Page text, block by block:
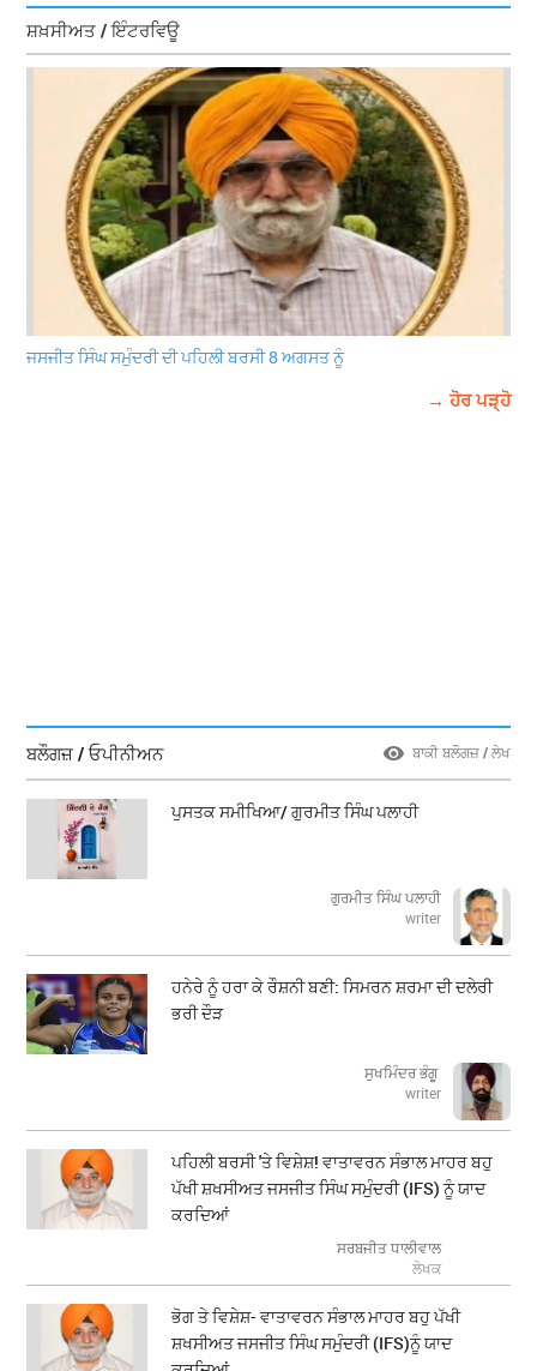
ਸ਼ਖ਼ਸੀਅਤ / ਇੰਟਰਵਿਊ
ਜਸਜੀਤ ਸਿੰਘ ਸਮੁੰਦਰੀ ਦੀ ਪਹਿਲੀ ਬਰਸੀ 8 ਅਗਸਤ ਨੂੰ
→ ਹੋਰ ਪੜ੍ਹੋ
ਬਲੌਗਜ਼ / ਓਪੀਨੀਅਨ ਬਾਕੀ ਬਲੌਗਜ਼ / ਲੇਖ
ਪੁਸਤਕ ਸਮੀਖਿਆ/ ਗੁਰਮੀਤ ਸਿੰਘ ਪਲਾਹੀ
ਗੁਰਮੀਤ ਸਿੰਘ ਪਲਾਹੀ
writer
ਹਨੇਰੇ ਨੂੰ ਹਰਾ ਕੇ ਰੌਸ਼ਨੀ ਬਣੀ: ਸਿਮਰਨ ਸ਼ਰਮਾ ਦੀ ਦਲੇਰੀ
ਭਰੀ ਦੌੜ
ਸੁਖਮਿੰਦਰ ਭੰਗੂ
writer
ਪਹਿਲੀ ਬਰਸੀ 'ਤੇ ਵਿਸ਼ੇਸ਼! ਵਾਤਾਵਰਨ ਸੰਭਾਲ ਮਾਹਰ ਬਹੁ
ਪੱਖੀ ਸ਼ਖਸੀਅਤ ਜਸਜੀਤ ਸਿੰਘ ਸਮੁੰਦਰੀ (IFS) ਨੂੰ ਯਾਦ
ਕਰਦਿਆਂ
ਸਰਬਜੀਤ ਧਾਲੀਵਾਲ
ਲੇਖਕ
ਭੋਗ ਤੇ ਵਿਸ਼ੇਸ਼- ਵਾਤਾਵਰਨ ਸੰਭਾਲ ਮਾਹਰ ਬਹੁ ਪੱਖੀ
ਸ਼ਖਸੀਅਤ ਜਸਜੀਤ ਸਿੰਘ ਸਮੁੰਦਰੀ (IFS)ਨੂੰ ਯਾਦ